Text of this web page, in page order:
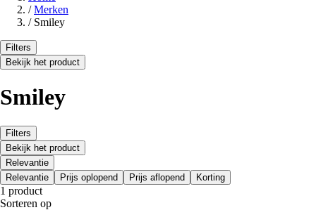
/ Merken
/ Smiley
Filters
Bekijk het product
Smiley
Filters
Bekijk het product
Relevantie
Relevantie
Prijs oplopend Prijs aflopend Korting
1 product
Sorteren op